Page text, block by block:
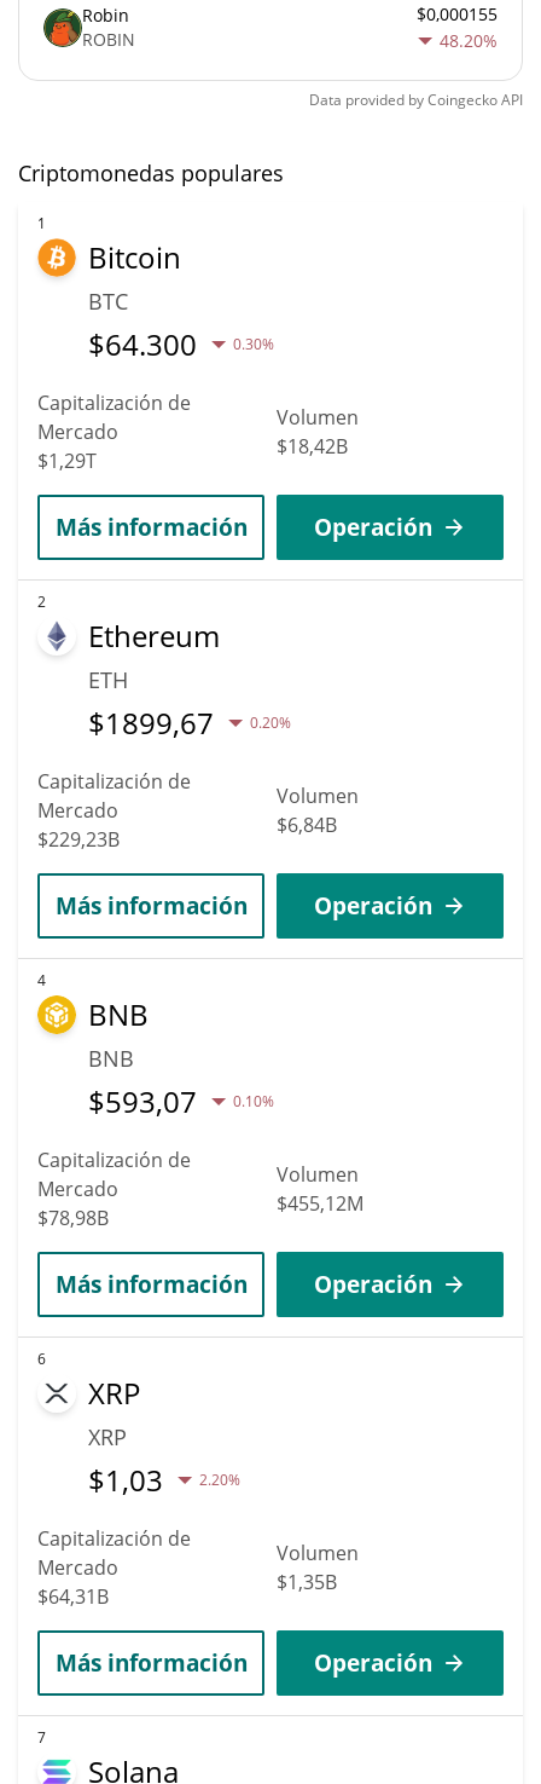
Robin
ROBIN
$0,000155
48.20%
Data provided byCoingeckoAPI
Criptomonedas populares
1
Bitcoin
BTC
$64.300 0.30%
Capitalización de
Mercado
$1,29T
Volumen
$18,42B
Más información Operación
2
Ethereum
ETH
$1899,67 0.20%
Capitalización de
Mercado
$229,23B
Volumen
$6,84B
Más información Operación
4
BNB
BNB
$593,07 0.10%
Capitalización de
Mercado
$78,98B
Volumen
$455,12M
Más información Operación
6
XRP
XRP
$1,03 2.20%
Capitalización de
Mercado
$64,31B
Volumen
$1,35B
Más información Operación
7
Solana